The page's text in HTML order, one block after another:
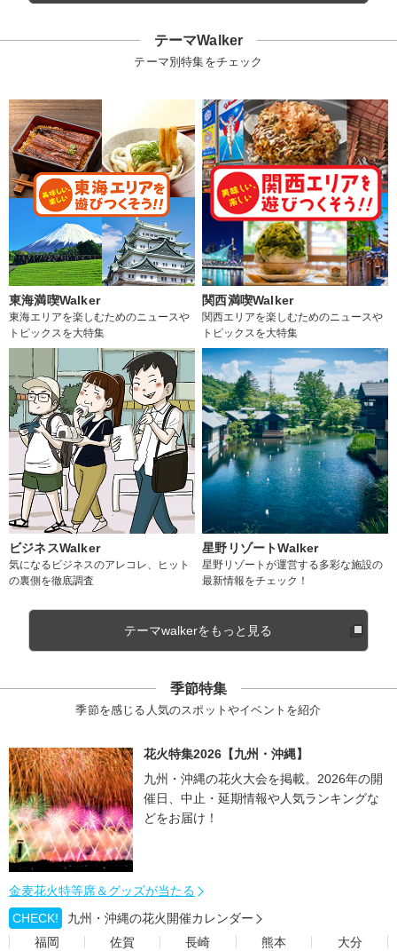
テーマWalker
テーマ別特集をチェック
東海満喫Walker
東海エリアを楽しむためのニュースや
トピックスを大特集
関西満喫Walker
関西エリアを楽しむためのニュースや
トピックスを大特集
ビジネスWalker
気になるビジネスのアレコレ、ヒット
の裏側を徹底調査
星野リゾートWalker
星野リゾートが運営する多彩な施設の
最新情報をチェック！
テーマwalkerをもっと見る
季節特集
季節を感じる人気のスポットやイベントを紹介
花火特集2026【九州・沖縄】
九州・沖縄の花火大会を掲載。2026年の開
催日、中止・延期情報や人気ランキングな
どをお届け！
金麦花火特等席＆グッズが当たる
CHECK!
九州・沖縄の花火開催カレンダー
福岡
佐賀 長崎 熊本
大分